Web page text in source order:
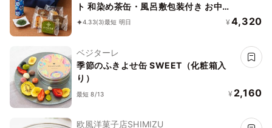
ト 和染め茶缶・風呂敷包装付き お中元
2026
4.33(3)最短 明日 ¥ 4,320
ベジターレ
季節のふきよせ缶 SWEET（化粧箱入
り）
最短 8/13 ¥ 2,160
欧風洋菓子店SHIMIZU